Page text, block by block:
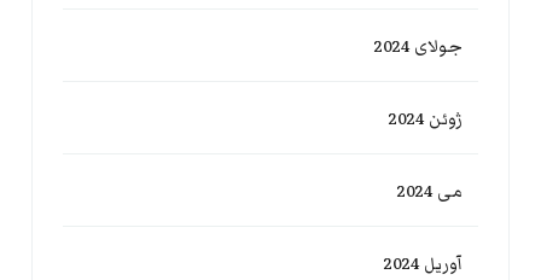
جولای 2024
ژوئن 2024
می 2024
آوریل 2024